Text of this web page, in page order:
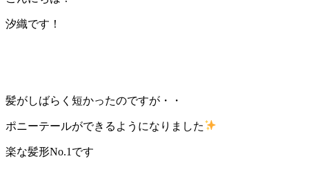
汐織です！
髪がしばらく短かったのですが・・
ポニーテールができるようになりました
楽な髪形No.1です